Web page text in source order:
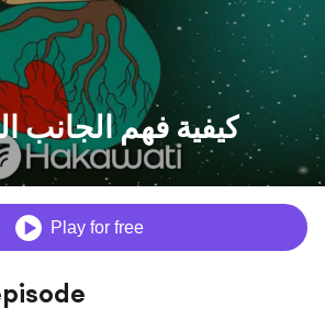
كيفية فهم الجانب
Play for free